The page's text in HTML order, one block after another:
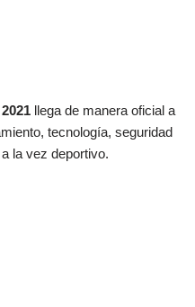
llega de manera oficial a
tecnología, seguridad
la vez deportivo.